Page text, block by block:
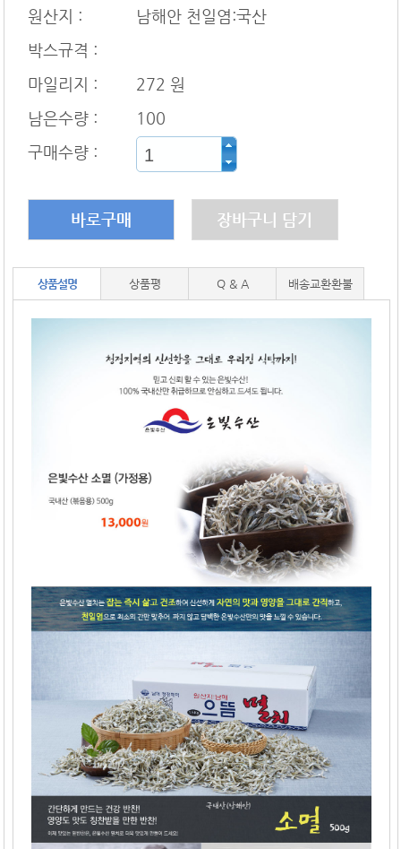
원산지 :
남해안 천일염:국산
박스규격 :
마일리지 :
272 원
남은수량 :
100
구매수량 :
바로구매 장바구니 담기
상품설명 상품평 Q & A 배송교환환불